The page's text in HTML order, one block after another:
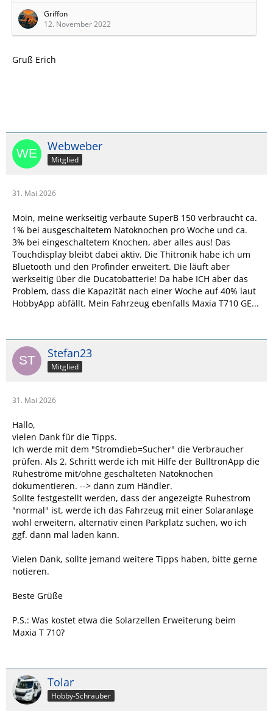
Die Strommessung wird direkt an dem
Sicherungskasten vorgenommen
Stecker des Strommesser eingesetzt, somit bleibt die
Gruß Erich
________________________________________
Keiner weiß so
Griffon
12. November 2022
Gruß Erich
Webweber
Mitglied
31. Mai 2026
Moin, meine werkseitig verbaute SuperB 150 verbraucht ca.
1% bei ausgeschaltetem Natoknochen pro Woche und ca.
3% bei eingeschaltetem Knochen, aber alles aus! Das
Touchdisplay bleibt dabei aktiv. Die Thitronik habe ich um
Bluetooth und den Profinder erweitert. Die läuft aber
werkseitig über die Ducatobatterie! Da habe ICH aber das
Problem, dass die Kapazität nach einer Woche auf 40% laut
HobbyApp abfällt. Mein Fahrzeug ebenfalls Maxia T710 GE...
Stefan23
Mitglied
31. Mai 2026
Hallo,
vielen Dank für die Tipps.
Ich werde mit dem "Stromdieb=Sucher" die Verbraucher
prüfen. Als 2. Schritt werde ich mit Hilfe der BulltronApp die
Ruheströme mit/ohne geschalteten Natoknochen
dokumentieren. --> dann zum Händler.
Sollte festgestellt werden, dass der angezeigte Ruhestrom
"normal" ist, werde ich das Fahrzeug mit einer Solaranlage
wohl erweitern, alternativ einen Parkplatz suchen, wo ich
ggf. dann mal laden kann.
Vielen Dank, sollte jemand weitere Tipps haben, bitte gerne
notieren.
Beste Grüße
P.S.: Was kostet etwa die Solarzellen Erweiterung beim
Maxia T 710?
Tolar
Hobby-Schrauber